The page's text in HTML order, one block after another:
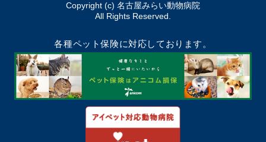
Copyright (c) 名古屋みらい動物病院
All Rights Reserved.
各種ペット保険に対応しております。